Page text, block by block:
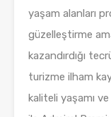
yaşam alanları
güzelleştirme
kazandırdığı
turizme ilham
kaliteli yaşamı ve